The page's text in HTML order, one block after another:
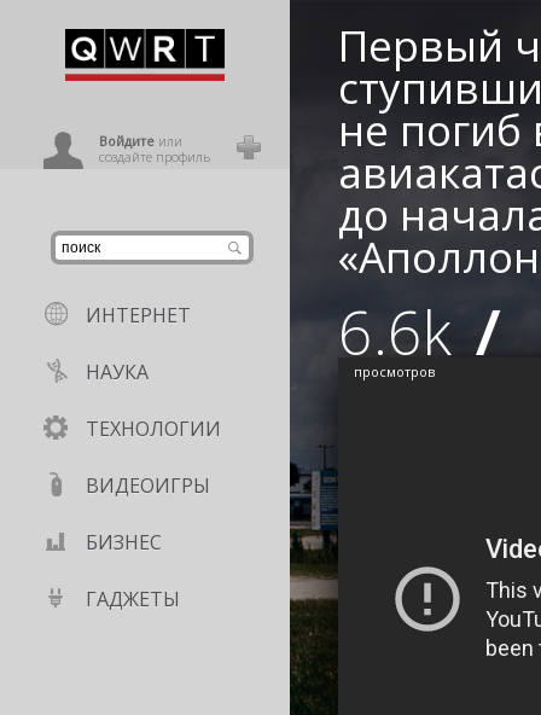
Войдитеили
создайте профиль
ИНТЕРНЕТ
НАУКА
ТЕХНОЛОГИИ
ВИДЕОИГРЫ
БИЗНЕС
ГАДЖЕТЫ
Первый
не погиб
до
6.6k
просмотров /